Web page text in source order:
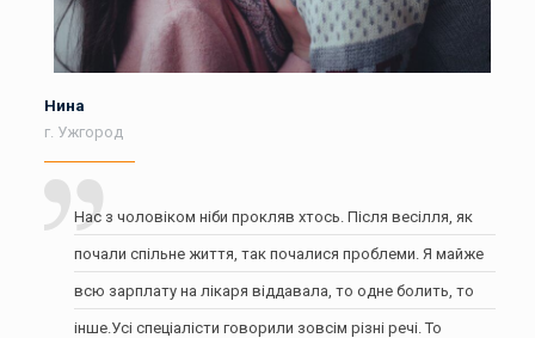
Нина
г. Ужгород
Нас з чоловіком ніби прокляв хтось. Після весілля, як
почали спільне життя, так почалися проблеми. Я майже
всю зарплату на лікаря віддавала, то одне болить, то
інше.Усі спеціалісти говорили зовсім різні речі. То